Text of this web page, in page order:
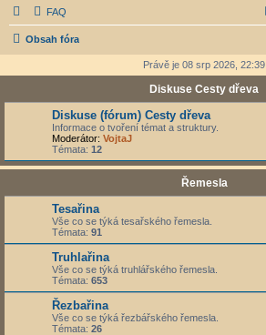
FAQ
Obsah fóra
Právě je 08 srp 2026, 22:39
Diskuse Cesty dřeva
Diskuse (fórum) Cesty dřeva
Informace o tvoření témat a struktury.
Moderátor: VojtaJ
Témata: 12
Řemesla
Tesařina
Vše co se týká tesařského řemesla.
Témata: 91
Truhlařina
Vše co se týká truhlářského řemesla.
Témata: 653
Řezbařina
Vše co se týká řezbářského řemesla.
Témata: 26